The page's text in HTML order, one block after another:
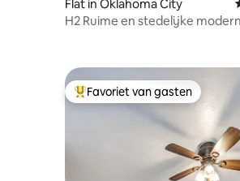
Flat in Oklahoma City
H2 Ruime en stedelijke
Topfavoriet van gasten
Favoriet van gasten